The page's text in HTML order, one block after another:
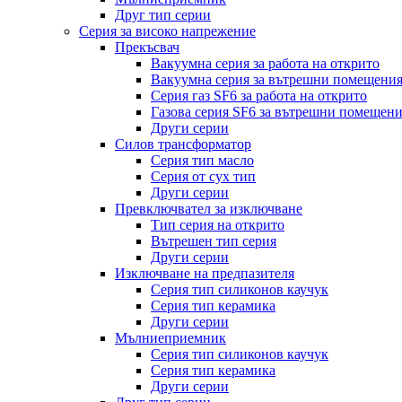
Друг тип серии
Серия за високо напрежение
Прекъсвач
Вакуумна серия за работа на открито
Вакуумна серия за вътрешни помещения
Серия газ SF6 за работа на открито
Газова серия SF6 за вътрешни
Други серии
Силов трансформатор
Серия тип масло
Серия от сух тип
Други серии
Превключвател за изключване
Тип серия на открито
Вътрешен тип серия
Други серии
Изключване на предпазителя
Серия тип силиконов каучук
Серия тип керамика
Други серии
Мълниеприемник
Серия тип силиконов каучук
Серия тип керамика
Други серии